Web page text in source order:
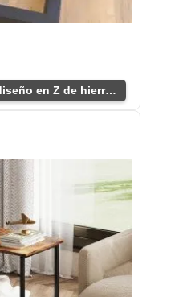
Mesa auxiliar con diseño en Z de hierro y pino